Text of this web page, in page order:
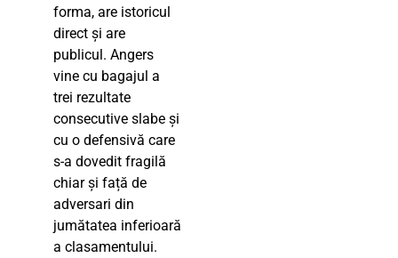
forma, are istoricul
direct și are
publicul. Angers
vine cu bagajul a
trei rezultate
consecutive slabe și
cu o defensivă care
s-a dovedit fragilă
chiar și față de
adversari din
jumătatea inferioară
a clasamentului.